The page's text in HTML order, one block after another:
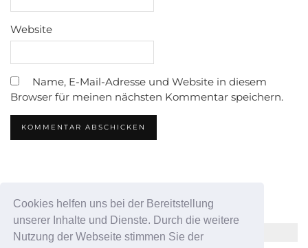
Cookies helfen uns bei der Bereitstellung
unserer Inhalte und Dienste. Durch die weitere
Nutzung der Webseite stimmen Sie der
Website
Name, E-Mail-Adresse und Website in diesem
Browser für meinen nächsten Kommentar speichern.
INSTAGRAM